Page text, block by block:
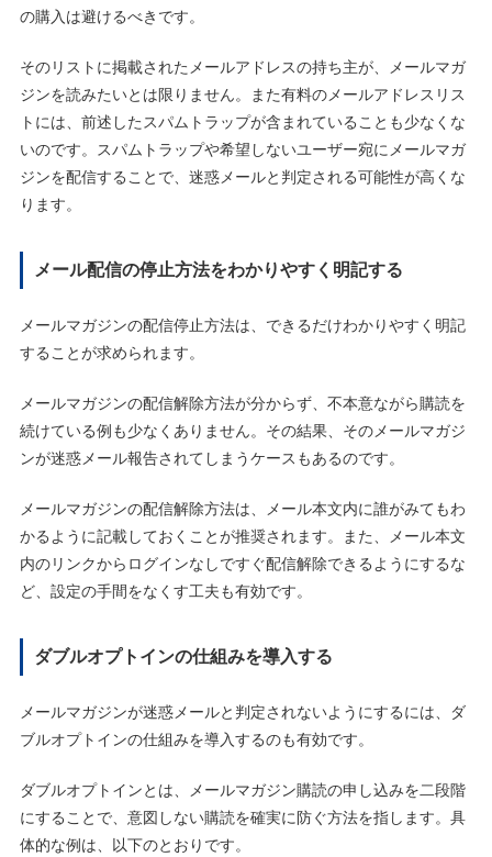
の購入は避けるべきです。
そのリストに掲載されたメールアドレスの持ち主が、メールマガ
ジンを読みたいとは限りません。また有料のメールアドレスリス
トには、前述したスパムトラップが含まれていることも少なくな
いのです。スパムトラップや希望しないユーザー宛にメールマガ
ジンを配信することで、迷惑メールと判定される可能性が高くな
ります。
メール配信の停止方法をわかりやすく明記する
メールマガジンの配信停止方法は、できるだけわかりやすく明記
することが求められます。
メールマガジンの配信解除方法が分からず、不本意ながら購読を
続けている例も少なくありません。その結果、そのメールマガジ
ンが迷惑メール報告されてしまうケースもあるのです。
メールマガジンの配信解除方法は、メール本文内に誰がみてもわ
かるように記載しておくことが推奨されます。また、メール本文
内のリンクからログインなしですぐ配信解除できるようにするな
ど、設定の手間をなくす工夫も有効です。
ダブルオプトインの仕組みを導入する
メールマガジンが迷惑メールと判定されないようにするには、ダ
ブルオプトインの仕組みを導入するのも有効です。
ダブルオプトインとは、メールマガジン購読の申し込みを二段階
にすることで、意図しない購読を確実に防ぐ方法を指します。具
体的な例は、以下のとおりです。